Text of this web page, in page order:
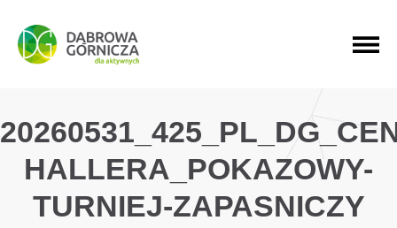
PRZEJDŹ DO MENU GŁÓWNEGO
PRZEJDŹ DO WYSZUKIWARKI
PRZEJDŹ DO TREŚCI
HALLERA_POKAZOWY-
TURNIEJ-ZAPASNICZY